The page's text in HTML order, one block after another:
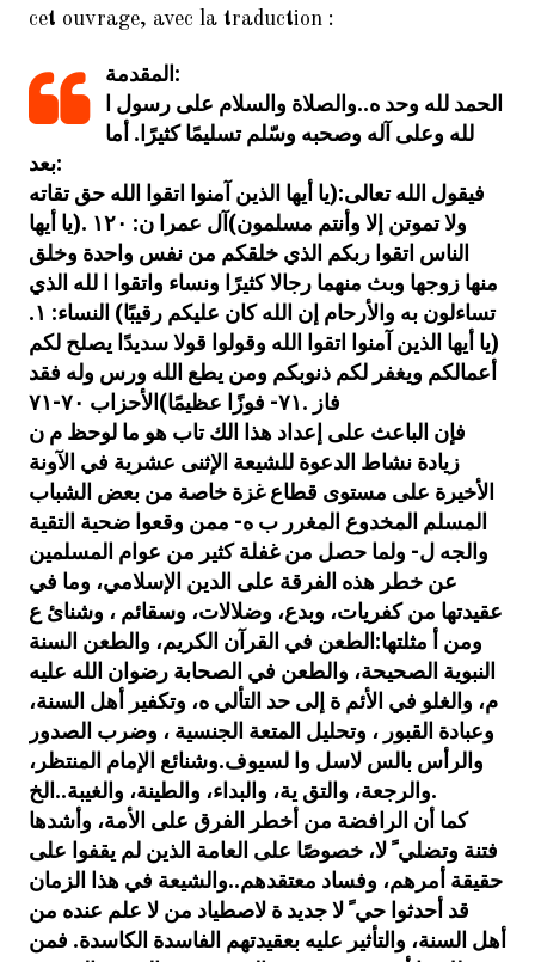
COMMENTAIRES
Zorara dansLa science du Hadith
chez les Chiites Imamites :
Introduction (1/15)
Othman AlOmaridansLa science
du Hadith chez les Chiites Imamites
: Introduction (1/15)
ib dans
Le Coran : Un message
crypté !
muslimdansLa science du Hadith
chez les Chiites Imamites :
Introduction (1/15)
al-taqiya.orgdansParcourez la
terre et regardez…
cet ouvrage, avec la traduction :
المقدمة:
الحمد لله وحد ه..والصلاة والسلام على رسول ا
لله وعلى آله وصحبه وسّلم تسليمًا كثيرًا. أما
بعد:
فيقول الله تعالى:(يا أيها الذين آمنوا اتقوا الله حق تقاته
ولا تموتن إلا وأنتم مسلمون)آل عمرا ن: ١٢٠ .(يا أيها
الناس اتقوا ربكم الذي خلقكم من نفس واحدة وخلق
منها زوجها وبث منهما رجالا كثيرًا ونساء واتقوا ا لله الذي
تساءلون به والأرحام إن الله كان عليكم رقيبًا) النساء: ١.
(يا أيها الذين آمنوا اتقوا الله وقولوا قولا سديدًا يصلح لكم
أعمالكم ويغفر لكم ذنوبكم ومن يطع الله ورس وله فقد
فاز .٧١- فوزًا عظيمًا)الأحزاب ٧٠-٧١
فإن الباعث على إعداد هذا الك تاب هو ما لوحظ م ن
زيادة نشاط الدعوة للشيعة الإثنى عشرية في الآونة
الأخيرة على مستوى قطاع غزة خاصة من بعض الشباب
المسلم المخدوع المغرر ب ه- ممن وقعوا ضحية التقية
والجه ل- ولما حصل من غفلة كثير من عوام المسلمين
عن خطر هذه الفرقة على الدين الإسلامي، وما في
عقيدتها من كفريات، وبدع، وضلالات، وسقائم ، وشنائ ع
ومن أ مثلتها:الطعن في القرآن الكريم، والطعن السنة
النبوية الصحيحة، والطعن في الصحابة رضوان الله عليه
م، والغلو في الأئم ة إلى حد التألي ه، وتكفير أهل السنة،
وعبادة القبور ، وتحليل المتعة الجنسية ، وضرب الصدور
والرأس بالس لاسل وا لسيوف.وشنائع الإمام المنتظر،
والرجعة، والتق ية، والبداء، والطينة، والغيبة..الخ.
كما أن الرافضة من أخطر الفرق على الأمة، وأشدها
فتنة وتضلي ً لا، خصوصًا على العامة الذين لم يقفوا على
حقيقة أمرهم، وفساد معتقدهم..والشيعة في هذا الزمان
قد أحدثوا حي ً لا جديد ة لاصطياد من لا علم عنده من
أهل السنة، والتأثير عليه بعقيدتهم الفاسدة الكاسدة. فمن